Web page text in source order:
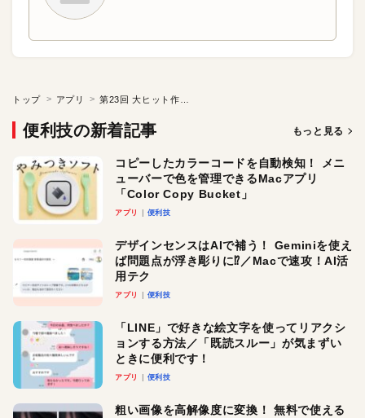
トップ アプリ
便利技の新着記事 もっと見る
コピーしたカラーコードを自動検知！ メニ
ューバーで色を管理できるMacアプリ
「Color Copy Bucket」
アプリ 便利技
デザインセンスはAIで補う！ Geminiを使え
ば問題点が浮き彫りに⁉︎／Macで速攻！AI活
用テク
アプリ 便利技
「LINE」で好きな絵文字を使ってリアクシ
ョンする方法／「既読スルー」が気まずい
ときに便利です！
アプリ 便利技
粗い画像を高解像度に変換！ 無料で使える